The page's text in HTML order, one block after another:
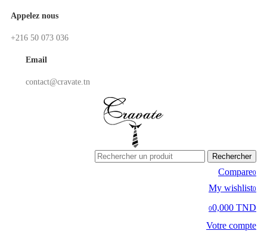
Appelez nous
+216 50 073 036
Email
contact@cravate.tn
Rechercher
Compare0
My wishlist0
00,000 TND
Votre compte